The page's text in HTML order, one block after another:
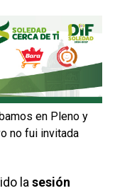
en Pleno y
no fui invitada
la sesión